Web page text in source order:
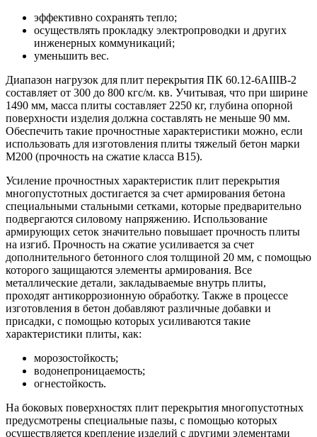
эффективно сохранять тепло;
осуществлять прокладку электропроводки и других
инженерных коммуникаций;
уменьшить вес.
Диапазон нагрузок для плит перекрытия ПК 60.12-6АIIIВ-2
составляет от 300 до 800 кгс/м. кв. Учитывая, что при ширине
1490 мм, масса плиты составляет 2250 кг, глубина опорной
поверхности изделия должна составлять не меньше 90 мм.
Обеспечить такие прочностные характеристики можно, если
использовать для изготовления плиты тяжелый бетон марки
М200 (прочность на сжатие класса В15).
Усиление прочностных характеристик плит перекрытия
многопустотных достигается за счет армирования бетона
специальными стальными сетками, которые предварительно
подвергаются силовому напряжению. Использование
армирующих сеток значительно повышает прочность плиты
на изгиб. Прочность на сжатие усиливается за счет
дополнительного бетонного слоя толщиной 20 мм, с помощью
которого защищаются элементы армирования. Все
металлические детали, закладываемые внутрь плиты,
проходят антикоррозионную обработку. Также в процессе
изготовления в бетон добавляют различные добавки и
присадки, с помощью которых усиливаются такие
характеристики плиты, как:
морозостойкость;
водонепроницаемость;
огнестойкость.
На боковых поверхностях плит перекрытия многопустотных
предусмотрены специальные пазы, с помощью которых
осуществляется крепление изделий с другими элементами